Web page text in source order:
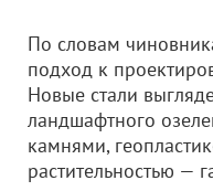
По словам
подход к
Новые стали
ландшафтного
камнями,
растительностью —